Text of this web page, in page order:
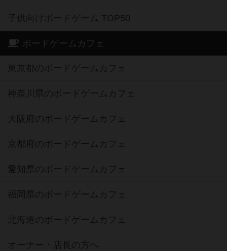
子供向けボードゲーム TOP50
ボードゲームカフェ
東京都のボードゲームカフェ
神奈川県のボードゲームカフェ
大阪府のボードゲームカフェ
京都府のボードゲームカフェ
愛知県のボードゲームカフェ
福岡県のボードゲームカフェ
北海道のボードゲームカフェ
オーナー・店長の方へ